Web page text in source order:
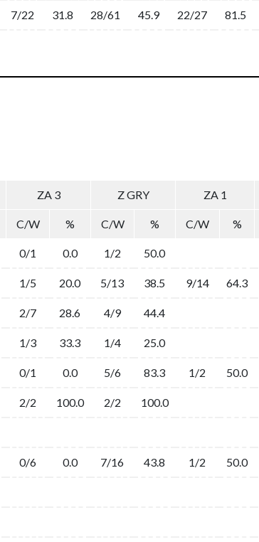
7/22 31.8 28/61 45.9 22/27 81.5
ZA 3 Z GRY ZA 1
C/W % C/W % C/W %
0/1 0.0 1/2 50.0
1/5 20.0 5/13 38.5 9/14 64.3
2/7 28.6 4/9 44.4
1/3 33.3 1/4 25.0
0/1 0.0 5/6 83.3 1/2 50.0
2/2 100.0 2/2 100.0
0/6 0.0 7/16 43.8 1/2 50.0